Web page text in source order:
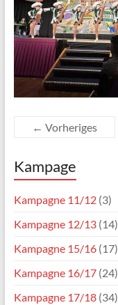
e.V.
← Vorheriges
Kampage
Kampagne 11/12(3)
Kampagne 12/13(14)
Kampagne 15/16(17)
Kampagne 16/17(24)
Kampagne 17/18(34)